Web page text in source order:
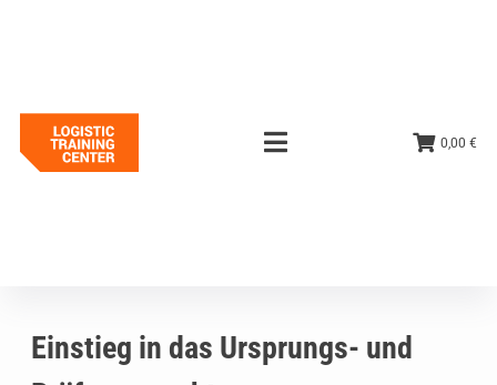
0,00 €
Einstieg in das Ursprungs- und